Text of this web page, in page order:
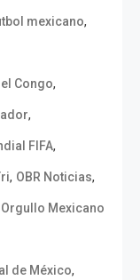
mexicano,
Congo,
,
FIFA,
, OBR Noticias,
Orgullo Mexicano
de México,